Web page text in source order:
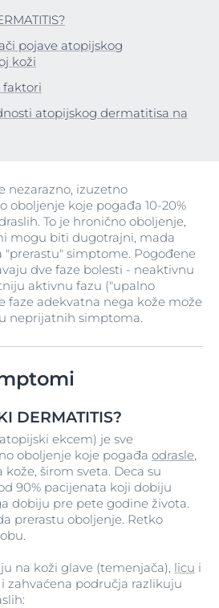
pojave atopijskog
koži
faktori
atopijskog dermatitisa na
nezarazno, izuzetno
oboljenje koje pogađa 10-20%
To je hronično oboljenje,
mogu biti dugotrajni, mada
"prerastu" simptome. Pogođene
dve faze bolesti - neaktivnu
aktivnu fazu ("upalno
faze adekvatna nega kože može
neprijatnih simptoma.
DERMATITIS?
ekcem) je sve
oboljenje koje pogađa odrasle,
širom sveta. Deca su
90% pacijenata koji dobiju
dobiju pre pete godine života.
prerastu oboljenje. Retko
na koži glave (temenjača), licu i
zahvaćena područja razlikuju